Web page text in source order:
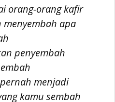
orang-orang kafir
menyembah apa
penyembah
menjadi
kamu sembah